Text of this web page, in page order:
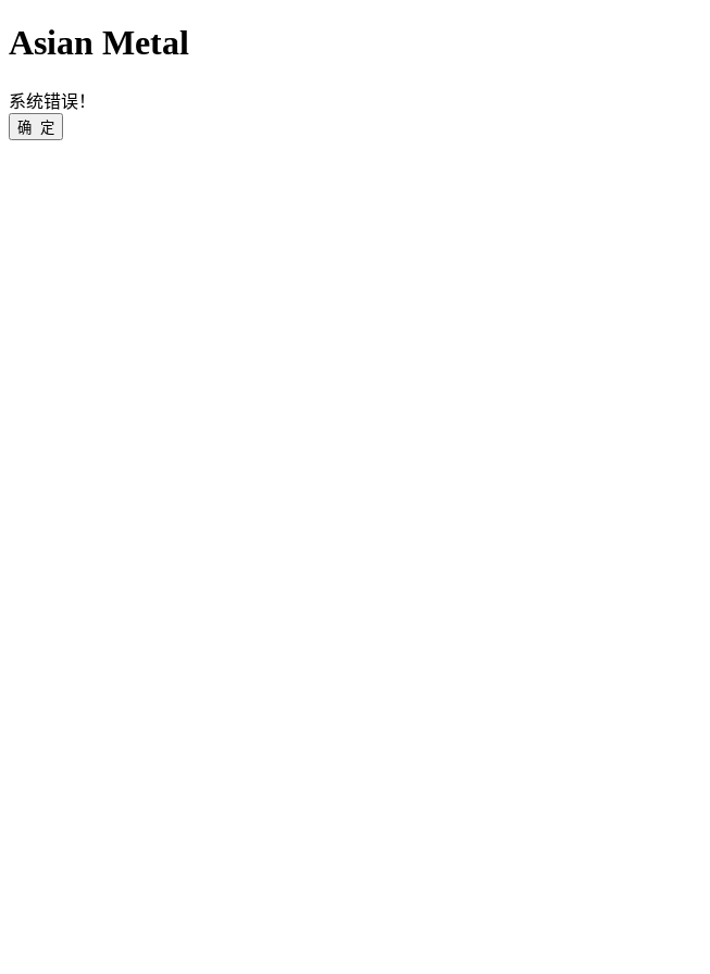
Asian Metal
系统错误！